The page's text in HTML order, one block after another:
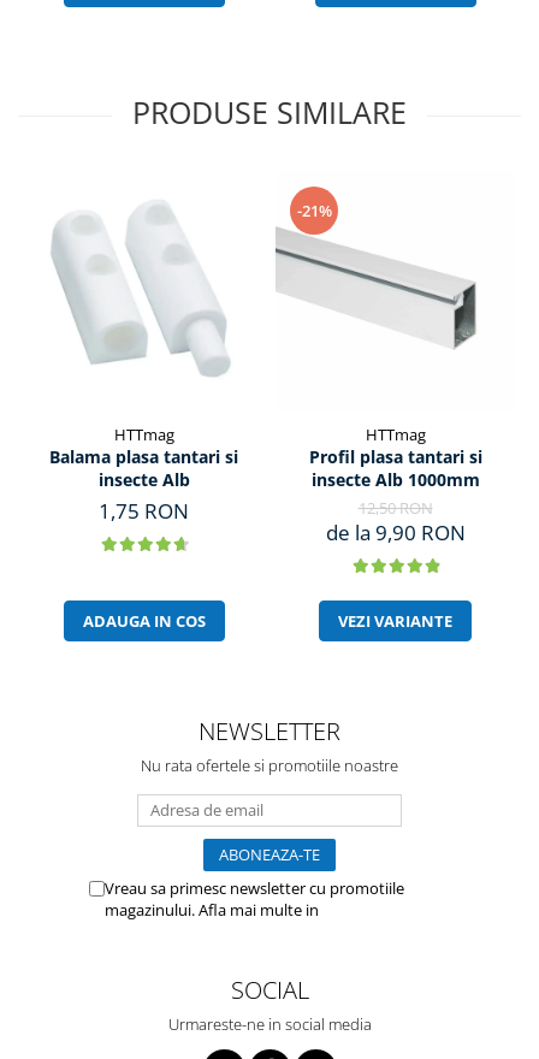
PRODUSE SIMILARE
HTTmag
Balama plasa tantari si
insecte Alb
1,75 RON
ADAUGA IN COS
-21%
HTTmag
Profil plasa tantari si
insecte Alb 1000mm
12,50 RON
de la 9,90 RON
VEZI VARIANTE
NEWSLETTER
Nu rata ofertele si promotiile noastre
Vreau sa primesc newsletter cu promotiile
magazinului. Afla mai multe in
SOCIAL
Urmareste-ne in social media